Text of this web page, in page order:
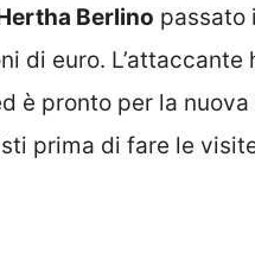
Berlino passato
di euro. L’attaccante
è pronto per la nuova
prima di fare le